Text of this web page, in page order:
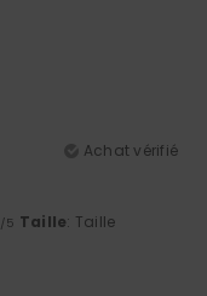
Achat vérifié
/5 Taille: Taille